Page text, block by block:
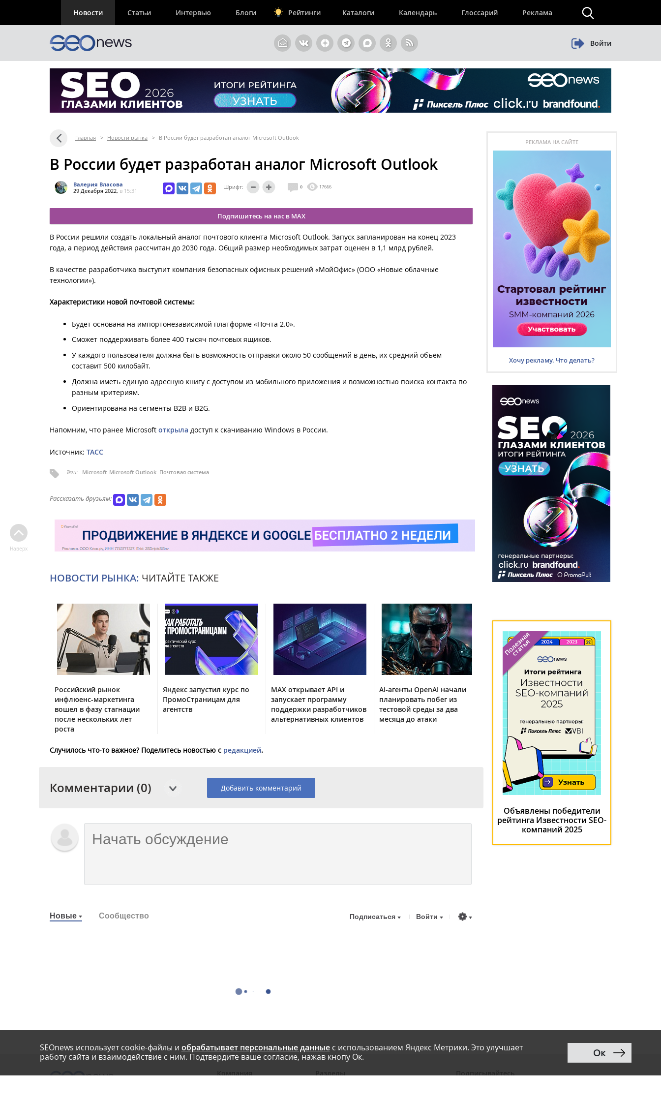
Новости Статьи Интервью Блоги Рейтинги Каталоги Календарь Глоссарий Реклама
Войти
Главная > Новости рынка > В России будет разработан аналог Microsoft Outlook
В России будет разработан аналог Microsoft Outlook
Валерия Власова
29 Декабря 2022, в 15:31
Шрифт: 0 17666
Подпишитесь на нас в MAX
В России решили создать локальный аналог почтового клиента Microsoft Outlook. Запуск запланирован на конец 2023
года, а период действия рассчитан до 2030 года. Общий размер необходимых затрат оценен в 1,1 млрд рублей.
В качестве разработчика выступит компания безопасных офисных решений «МойОфис» (ООО «Новые облачные
технологии»).
Характеристики новой почтовой системы:
Будет основана на импортонезависимой платформе «Почта 2.0».
Сможет поддерживать более 400 тысяч почтовых ящиков.
У каждого пользователя должна быть возможность отправки около 50 сообщений в день, их средний объем
составит 500 килобайт.
Должна иметь единую адресную книгу с доступом из мобильного приложения и возможностью поиска контакта по
разным критериям.
Ориентирована на сегменты B2B и B2G.
Напомним, что ранее Microsoft открыла доступ к скачиванию Windows в России.
Источник: ТАСС
Теги: Microsoft Microsoft Outlook Почтовая система
Рассказать друзьям:
НОВОСТИ РЫНКА: ЧИТАЙТЕ ТАКЖЕ
Российский рынок
инфлюенс-маркетинга
вошел в фазу стагнации
после нескольких лет
роста
Яндекс запустил курс по
ПромоСтраницам для
агентств
MAX открывает API и
запускает программу
поддержки разработчиков
альтернативных клиентов
AI-агенты OpenAI начали
планировать побег из
тестовой среды за два
месяца до атаки
Случилось что-то важное? Поделитесь новостью с редакцией.
Комментарии (0) Добавить комментарий
Новые Сообщество Подписаться Войти
Наверх
РЕКЛАМА НА САЙТЕ
Хочу рекламу. Что делать?
Объявлены победители
рейтинга Известности SEO-
компаний 2025
SEOnews использует cookie-файлы и обрабатывает персональные данныес использованием Яндекс Метрики. Это улучшает
работу сайта и взаимодействие с ним. Подтвердите ваше согласие, нажав кнопу Ок.
Ок
Компания Разделы Подписывайтесь